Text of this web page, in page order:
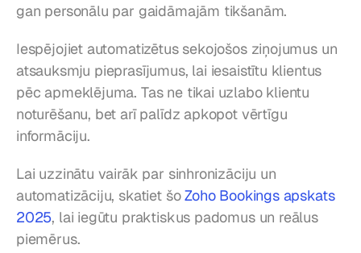
gan personālu par gaidāmajām tikšanām.
Iespējojiet automatizētus sekojošos ziņojumus un
atsauksmju pieprasījumus, lai iesaistītu klientus
pēc apmeklējuma. Tas ne tikai uzlabo klientu
noturēšanu, bet arī palīdz apkopot vērtīgu
informāciju.
Lai uzzinātu vairāk par sinhronizāciju un
automatizāciju, skatiet šo Zoho Bookings apskats
2025, lai iegūtu praktiskus padomus un reālus
piemērus.